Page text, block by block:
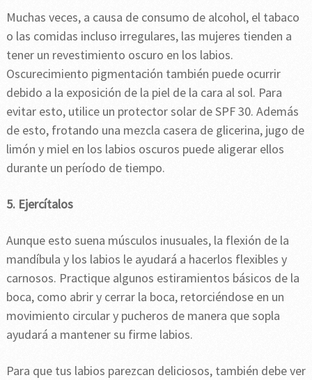
Muchas veces, a causa de consumo de alcohol, el tabaco
o las comidas incluso irregulares, las mujeres tienden a
tener un revestimiento oscuro en los labios.
Oscurecimiento pigmentación también puede ocurrir
debido a la exposición de la piel de la cara al sol. Para
evitar esto, utilice un protector solar de SPF 30. Además
de esto, frotando una mezcla casera de glicerina, jugo de
limón y miel en los labios oscuros puede aligerar ellos
durante un período de tiempo.
5. Ejercítalos
Aunque esto suena músculos inusuales, la flexión de la
mandíbula y los labios le ayudará a hacerlos flexibles y
carnosos. Practique algunos estiramientos básicos de la
boca, como abrir y cerrar la boca, retorciéndose en un
movimiento circular y pucheros de manera que sopla
ayudará a mantener su firme labios.
Para que tus labios parezcan deliciosos, también debe ver